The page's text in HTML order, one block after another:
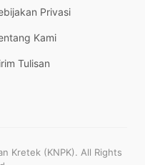
Privasi
Kami
Tulisan
Kretek (KNPK). All Rights